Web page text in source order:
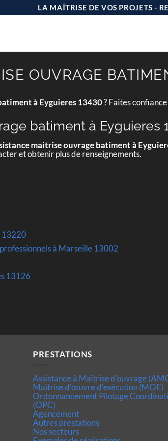
LA MAÎTRISE DE VOS PROJETS -
OUVRAGE
à Eyguieres 13430? Faites
batiment à Eyguieres
maitrise ouvrage batiment à
et obtenir plus de renseignements.
13220
à Marseille 13002
13126
PRESTATIONS
Assistance à Maîtrise d'ouvrage
Maîtrise d’œuvre d'exécution (MOE)
Ordonnancement Pilotage
(OPC)
Agencement
Autres prestations
Nos secteurs